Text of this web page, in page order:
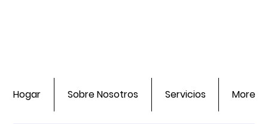
Hogar Sobre Nosotros Servicios More